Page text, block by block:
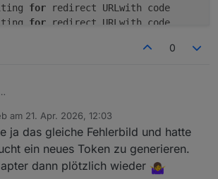
for redirect URLwith code
for redirect URLwith code
redirect URLwith code
error occurred:
0
04-21 11:39:18.123	error	next
04-21 11:39:18.123	error	Server
ich die Registrierung neu durchführe, dann
python .\bluelinktoken.py --brand
am 21. Apr. 2026, 12:03
editiert von
ja das gleiche Fehlerbild und hatte
ein neues Token zu generieren.
dann plötzlich wieder